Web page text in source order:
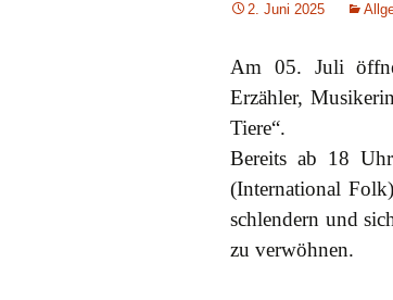
2. Juni 2025
Am 05. Juli
Erzähler,
Tiere“.
Bereits ab 18
(International
schlendern und
zu verwöhnen.